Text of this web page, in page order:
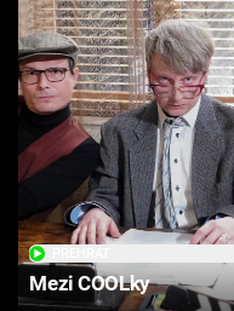
Mezi COOLky